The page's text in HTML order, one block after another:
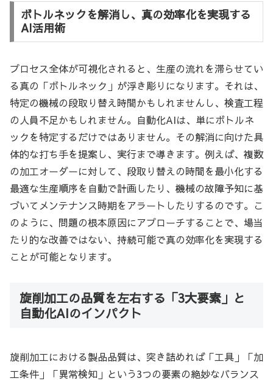
ボトルネックを解消し、真の効率化を実現する
AI活用術
プロセス全体が可視化されると、生産の流れを滞らせてい
る真の「ボトルネック」が浮き彫りになります。それは、
特定の機械の段取り替え時間かもしれませんし、検査工程
の人員不足かもしれません。自動化AIは、単にボトルネ
ックを特定するだけではありません。その解消に向けた具
体的な打ち手を提案し、実行まで導きます。例えば、複数
の加工オーダーに対して、段取り替えの時間を最小化する
最適な生産順序を自動で計画したり、機械の故障予知に基
づいてメンテナンス時期をアラートしたりするのです。こ
のように、問題の根本原因にアプローチすることで、場当
たり的な改善ではない、持続可能で真の効率化を実現する
ことが可能となります。
旋削加工の品質を左右する「3大要素」と
自動化AIのインパクト
旋削加工における製品品質は、突き詰めれば「工具」「加
工条件」「異常検知」という3つの要素の絶妙なバランス